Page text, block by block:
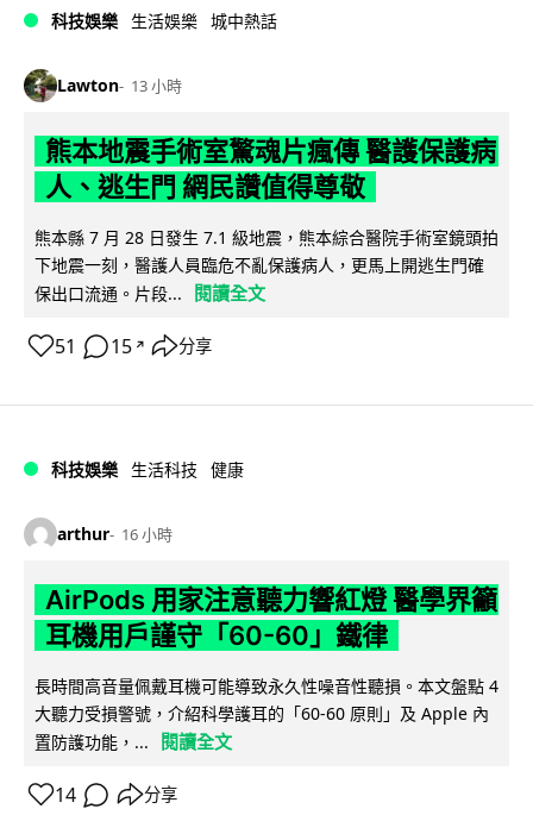
科技娛樂 生活娛樂 城中熱話
Lawton 13 小時
熊本地震手術室驚魂片瘋傳 醫護保護病
人、逃生門 網民讚值得尊敬
熊本縣 7 月 28 日發生 7.1 級地震，熊本綜合醫院手術室鏡頭拍
下地震一刻，醫護人員臨危不亂保護病人，更馬上開逃生門確
保出口流通。片段...
閱讀全文
51 15 ↗ 分享
科技娛樂 生活科技 健康
arthur 16 小時
AirPods 用家注意聽力響紅燈 醫學界籲
耳機用戶謹守「60-60」鐵律
長時間高音量佩戴耳機可能導致永久性噪音性聽損。本文盤點 4
大聽力受損警號，介紹科學護耳的「60-60 原則」及 Apple 內
置防護功能，...
閱讀全文
14 分享